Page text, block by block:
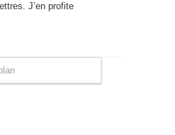
J’en profite